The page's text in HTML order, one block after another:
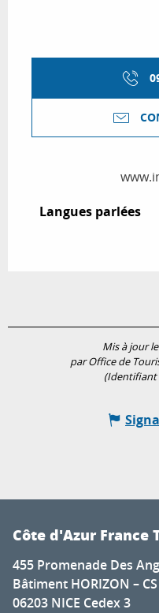
Langues parlées
Langues parlées
Mis à jour
par Office de
(Identifiant
Côte d'Azur France
455 Promenade Des
Bâtiment HORIZON –
06203 NICE Cedex 3